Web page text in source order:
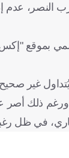
عدم
بموقع
غير
ورغم ذلك أصر
في ظل